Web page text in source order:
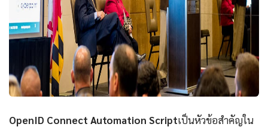
OpenID Connect Automation Scriptเป็นหัวข้อสำคัญใน